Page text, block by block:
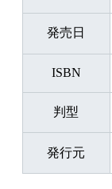
発売日
ISBN
判型
発行元